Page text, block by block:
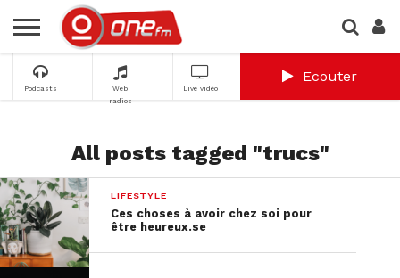
Podcasts
Web
radios
Live vidéo
Ecouter
All posts tagged "trucs"
LIFESTYLE
Ces choses à avoir chez soi pour
être heureux.se